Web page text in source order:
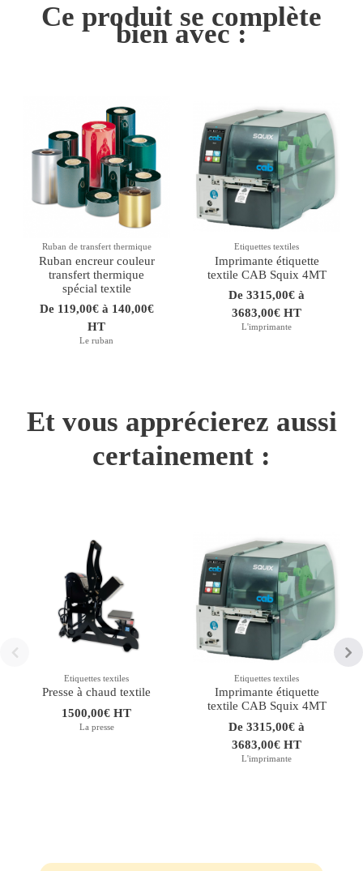
Ce produit se complète
bien avec :
Ruban de transfert thermique
Ruban encreur couleur
transfert thermique
spécial textile
De 119,00€ à 140,00€
HT
Le ruban
Etiquettes textiles
Imprimante étiquette
textile CAB Squix 4MT
De 3315,00€ à
3683,00€ HT
L'imprimante
Et vous apprécierez aussi
certainement :
Etiquettes textiles
Presse à chaud textile
1500,00€ HT
La presse
Etiquettes textiles
Imprimante étiquette
textile CAB Squix 4MT
De 3315,00€ à
3683,00€ HT
L'imprimante